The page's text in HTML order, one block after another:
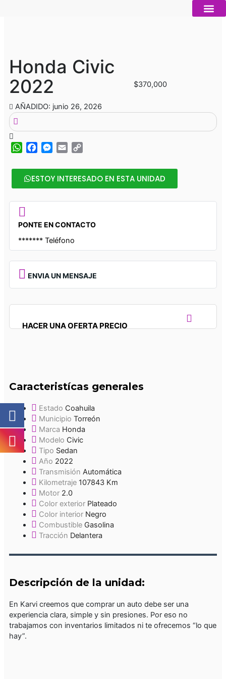
Honda Civic
2022
AÑADIDO: junio 26, 2026
$370,000
WhatsApp
Facebook
Messenger
Email
ESTOY INTERESADO EN ESTA UNIDAD
PONTE EN CONTACTO
******* Teléfono
ENVIA UN MENSAJE
HACER UNA OFERTA PRECIO
Caracteristícas generales
Estado Coahuila
Municipio Torreón
Marca Honda
Modelo Civic
Tipo Sedan
Año 2022
Transmisión Automática
Kilometraje 107843 Km
Motor 2.0
Color exterior Plateado
Color interior Negro
Combustible Gasolina
Tracción Delantera
Descripción de la unidad:
En Karvi creemos que comprar un auto debe ser una
experiencia clara, simple y sin presiones. Por eso no
trabajamos con inventarios limitados ni te ofrecemos “lo que
hay”.